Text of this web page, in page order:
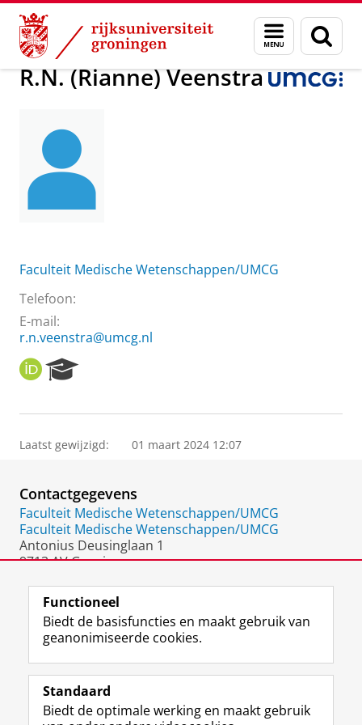
Skip
Content
Skip
Navigation
Menu
en
zoeken
Over ons R.N. (Rianne) Veenstra
R.N. (Rianne) Veenstra
Faculteit Medische Wetenschappen/UMCG
Telefoon:
E-mail:
r.n.veenstra@umcg.nl
O
R
I
e
r
P
o
r
t
a
Laatst gewijzigd: 01 maart 2024 12:07
Contactgegevens
Faculteit Medische Wetenschappen/UMCG
Faculteit Medische Wetenschappen/UMCG
Antonius Deusinglaan 1
9713 AV Groningen
Volg de RUG
F
a
e
L
i
k
R
S
-
I
n
t
Y
o
T
Studiekiezers
Functioneel
Biedt de basisfuncties en maakt gebruik van
geanonimiseerde cookies.
Standaard
Biedt de optimale werking en maakt gebruik